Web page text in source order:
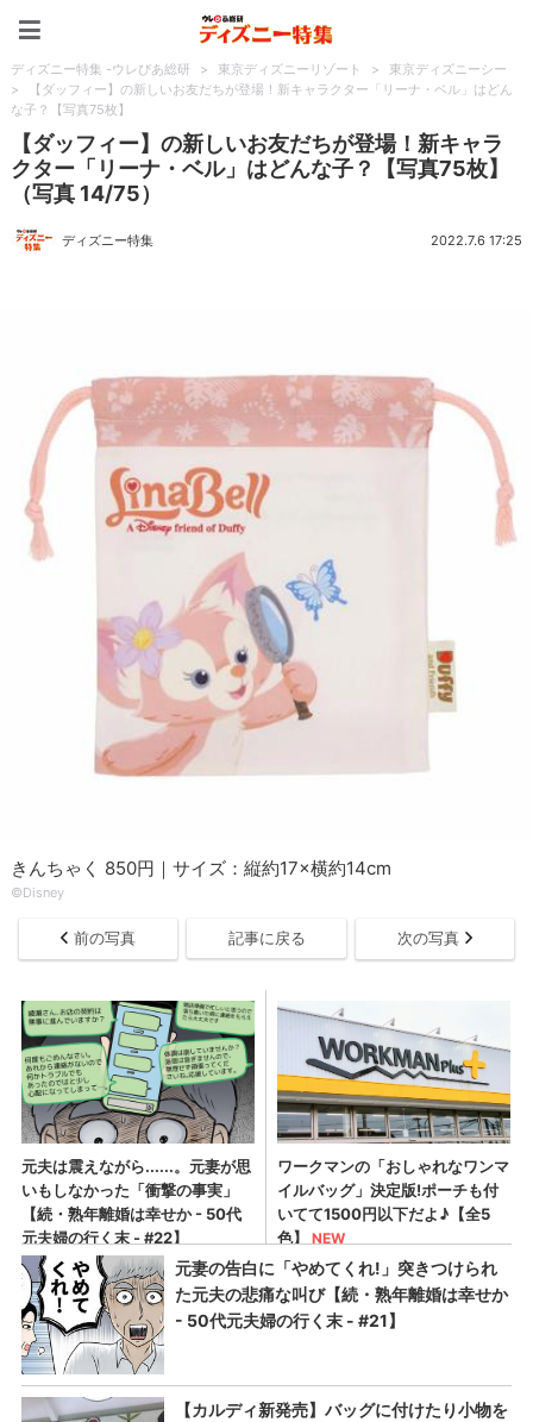
ディズニー特集 -ウレぴあ総研 > 東京ディズニーリゾート >
東京ディズニーシー
>
【ダッフィー】の新しいお友だちが登場！新キャラクター「リーナ・ベル」はどん
な子？【写真75枚】
【ダッフィー】の新しいお友だちが登場！新キャラ
クター「リーナ・ベル」はどんな子？【写真75枚】
（写真 14/75）
ディズニー特集 2022.7.6 17:25
きんちゃく 850円｜サイズ：縦約17×横約14cm
©︎Disney
前の写真 記事に戻る 次の写真